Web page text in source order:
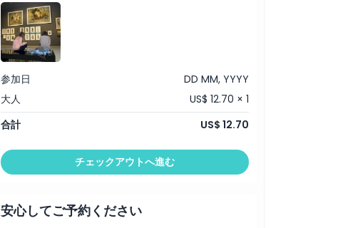
参加日
DD MM, YYYY
大人
US$ 12.70 × 1
合計
US$ 12.70
チェックアウトへ進む
安心してご予約ください